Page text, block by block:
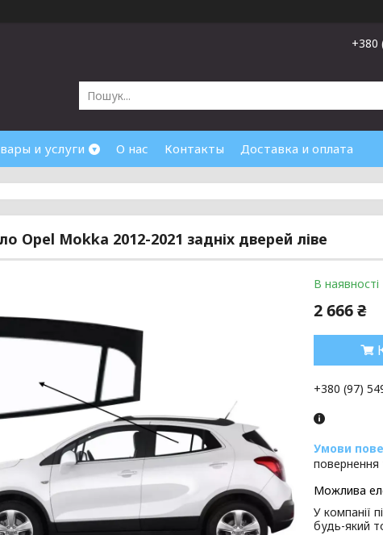
+380
и услуги О нас Контакты Доставка и оплата
Opel Mokka 2012-2021 задніх дверей ліве
В наявності
2 666 ₴
+380 (97)
повернення
У компанії
будь-який